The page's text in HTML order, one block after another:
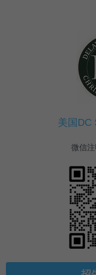
美国DC
微信